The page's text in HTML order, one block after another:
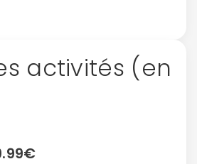
activités (en